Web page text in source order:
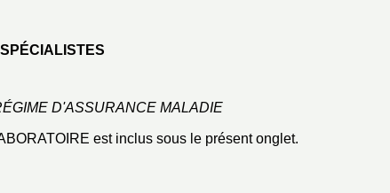
D'ASSURANCE MALADIE
est inclus sous le présent onglet.